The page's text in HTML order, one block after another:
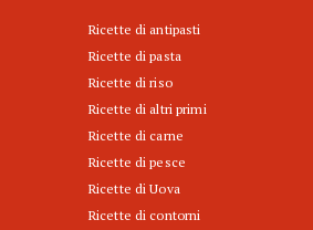
Ricette di antipasti
Ricette di pasta
Ricette di riso
Ricette di altri primi
Ricette di carne
Ricette di pesce
Ricette di Uova
Ricette di contorni